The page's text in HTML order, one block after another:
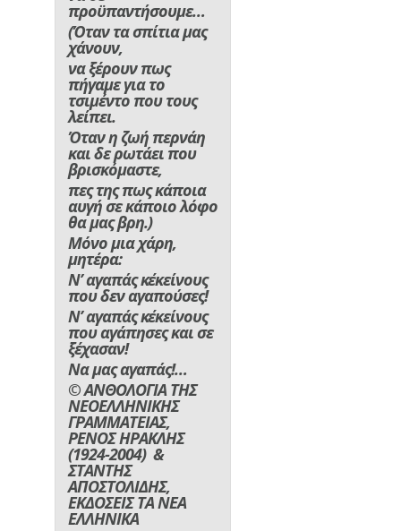
προϋπαντήσουμε…
(Όταν τα σπίτια μας
χάνουν,
να ξέρουν πως
πήγαμε για το
τσιμέντο που τους
λείπει.
Όταν η ζωή περνάη
και δε ρωτάει που
βρισκόμαστε,
πες της πως κάποια
αυγή σε κάποιο λόφο
θα μας βρη.)
Μόνο μια χάρη,
μητέρα:
Ν’ αγαπάς κ΄εκείνους
που δεν αγαπούσες!
Ν’ αγαπάς κ΄εκείνους
που αγάπησες και σε
ξέχασαν!
Να μας αγαπάς!…
© ΑΝΘΟΛΟΓΙΑ ΤΗΣ
ΝΕΟΕΛΛΗΝΙΚΗΣ
ΓΡΑΜΜΑΤΕΙΑΣ,
ΡΕΝΟΣ ΗΡΑΚΛΗΣ
(1924-2004) &
ΣΤΑΝΤΗΣ
ΑΠΟΣΤΟΛΙΔΗΣ,
ΕΚΔΟΣΕΙΣ ΤΑ ΝΕΑ
ΕΛΛΗΝΙΚΑ